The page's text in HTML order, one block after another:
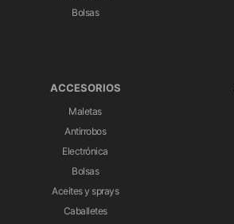
Bolsas
ACCESORIOS
Maletas
Antirrobos
Electrónica
Bolsas
Aceites y sprays
Caballetes